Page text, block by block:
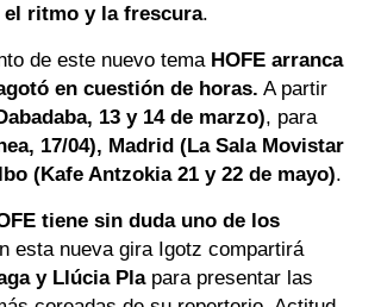
el ritmo y la frescura.
de este nuevo tema HOFE arranca
en cuestión de horas. A partir
13 y 14 de marzo), para
17/04), Madrid (La Sala Movistar
(Kafe Antzokia 21 y 22 de mayo).
tiene sin duda uno de los
esta nueva gira Igotz compartirá
y Llúcia Plapara presentar las